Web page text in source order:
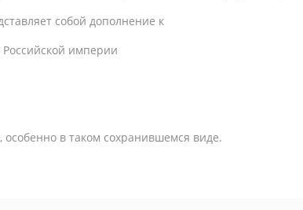
собой дополнение к
Российской империи
в таком сохранившемся виде.